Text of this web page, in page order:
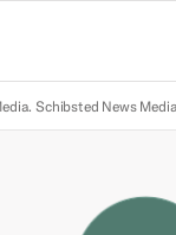
Schibsted News